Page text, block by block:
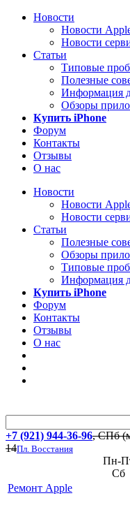
Новости
Новости
Новости
Статьи
Типовые
Полезные
Информация
Обзоры
Купить iPhone
Форум
Контакты
Отзывы
О нас
Новости
Новости
Новости
Статьи
Полезные
Обзоры
Типовые
Информация
Купить iPhone
Форум
Контакты
Отзывы
О нас
+7 (921) 944-36-96, СПб
14Пл. Восстания
Пн-
Сб
Ремонт Apple